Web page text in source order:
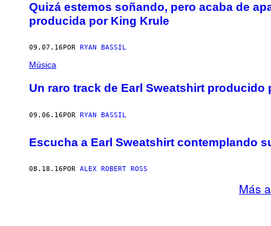
Quizá estemos soñando, pero acaba de
producida por King Krule
09.07.16 POR RYAN BASSIL
Música
Un raro track de Earl Sweatshirt
09.06.16POR RYAN BASSIL
Escucha a Earl Sweatshirt contemplando
08.18.16 POR ALEX ROBERT ROSS
Más